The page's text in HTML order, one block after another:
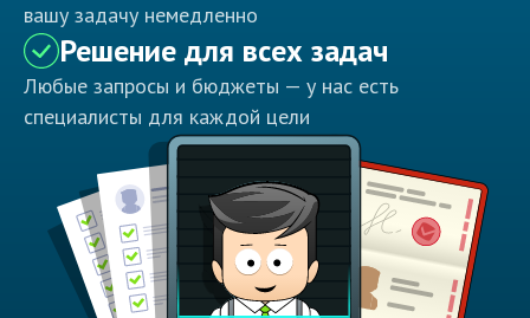
вашу задачу немедленно
Решение для всех задач
Любые запросы и бюджеты — у нас есть
специалисты для каждой цели